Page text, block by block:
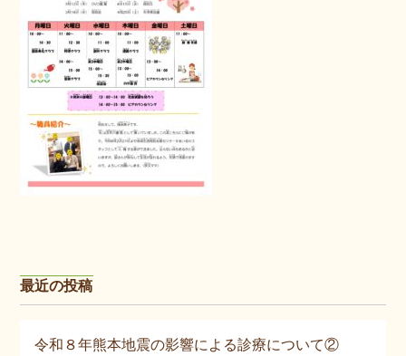
最近の投稿
令和８年熊本地震の影響による診療について②